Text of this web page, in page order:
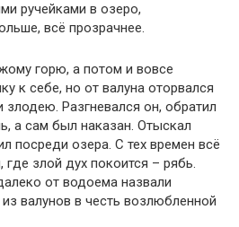
ручейками в озеро,
всё прозрачнее.
горю, а потом и вовсе
к себе, но от валуна оторвался
злодею. Разгневался он, обратил
а сам был наказан. Отыскал
посреди озера. С тех времен всё
где злой дух покоится – рябь.
от водоема назвали
валунов в честь возлюбленной